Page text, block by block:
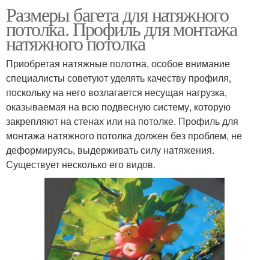
Размеры багета для натяжного
потолка. Профиль для монтажа
натяжного потолка
Приобретая натяжные полотна, особое внимание
специалисты советуют уделять качеству профиля,
поскольку на него возлагается несущая нагрузка,
оказываемая на всю подвесную систему, которую
закрепляют на стенах или на потолке. Профиль для
монтажа натяжного потолка должен без проблем, не
деформируясь, выдерживать силу натяжения.
Существует несколько его видов.